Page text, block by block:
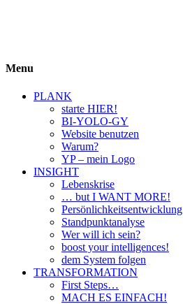
Menu
PLANK
starte HIER!
BI-YOLO-GY
Website benutzen
Warum?
YP – mein Logo
INSIGHT
Lebenskrise
… but I WANT MORE!
Persönlichkeitsentwicklung
Standpunktanalyse
Wer will ich sein?
boost your intelligences!
dem System folgen
TRANSFORMATION
First Steps…
MACH ES EINFACH!